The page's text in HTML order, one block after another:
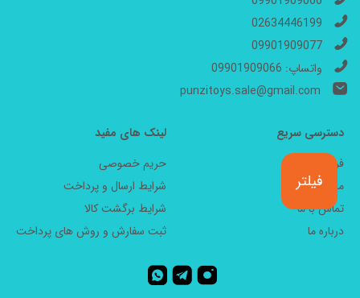
فیلتر
02634446199
09901909077
واتساپ: 09901909066
punzitoys.sale@gmail.com
دسترسی سریع
فروشگاه
مجله
تماس با ما
درباره ما
لینک های مفید
حریم خصوصی
شرایط ارسال و پرداخت
شرایط برگشت کالا
ثبت سفارش و روش های پرداخت